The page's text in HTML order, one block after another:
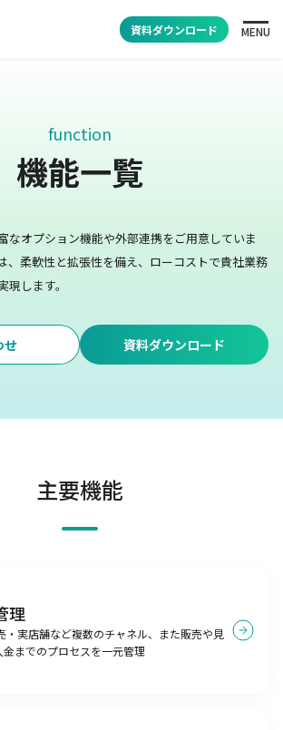
資料ダウンロード MENU
function
機能一覧
なオプション機能や外部連携をご用意していま
、柔軟性と拡張性を備え、ローコストで貴社業務
します。
せ 資料ダウンロード
主要機能
理
・実店舗など複数のチャネル、また販売や見
金までのプロセスを一元管理